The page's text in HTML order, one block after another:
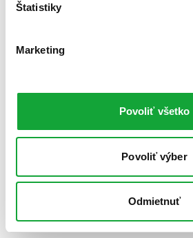
Štatistiky
Marketing
Povoliť všetko
Povoliť výber
Odmietnuť